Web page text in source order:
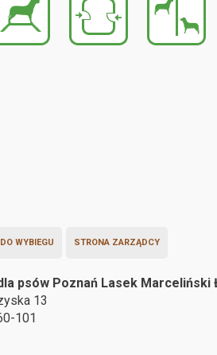
WYBIEGU STRONA ZARZĄDCY
psów Poznań Lasek Marceliński
13
101